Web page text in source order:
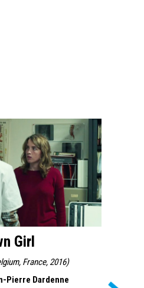
Girl
France, 2016)
Pierre Dardenne